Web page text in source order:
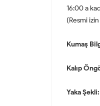
16:00 a
(Resmi
Kumaş
Kalıp
Yaka Şekli: